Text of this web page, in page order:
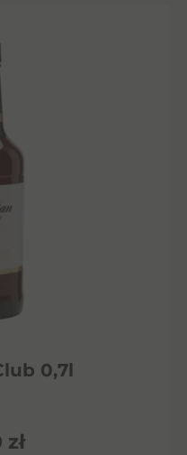
0,7l
zł